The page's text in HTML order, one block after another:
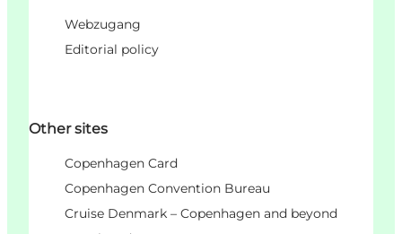
Webzugang
Editorial policy
Other sites
Copenhagen Card
Copenhagen Convention Bureau
Cruise Denmark – Copenhagen and beyond